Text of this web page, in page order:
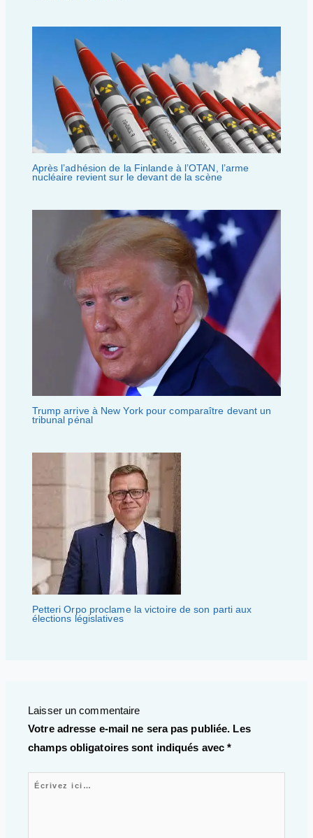
Après l’adhésion de la Finlande à l’OTAN, l’arme
nucléaire revient sur le devant de la scène
Trump arrive à New York pour comparaître devant un
tribunal pénal
Petteri Orpo proclame la victoire de son parti aux
élections législatives
Laisser un commentaire
Votre adresse e-mail ne sera pas publiée. Les
champs obligatoires sont indiqués avec*